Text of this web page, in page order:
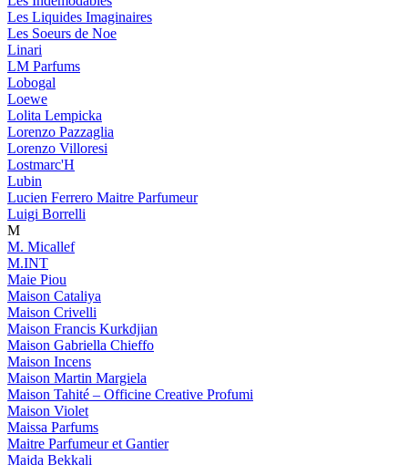
Les Liquides Imaginaires
Les Soeurs de Noe
Linari
LM Parfums
Lobogal
Loewe
Lolita Lempicka
Lorenzo Pazzaglia
Lorenzo Villoresi
Lostmarc'H
Lubin
Lucien Ferrero Maitre Parfumeur
Luigi Borrelli
M
M. Micallef
M.INT
Maie Piou
Maison Cataliya
Maison Crivelli
Maison Francis Kurkdjian
Maison Gabriella Chieffo
Maison Incens
Maison Martin Margiela
Maison Tahité – Officine Creative Profumi
Maison Violet
Maissa Parfums
Maitre Parfumeur et Gantier
Majda Bekkali